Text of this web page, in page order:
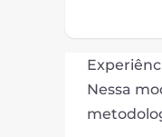
Nessa